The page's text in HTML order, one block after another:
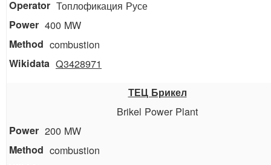
Топлофикация Русе
400 MW
combustion
Q3428971
ТЕЦ Брикел
Brikel Power Plant
200 MW
combustion